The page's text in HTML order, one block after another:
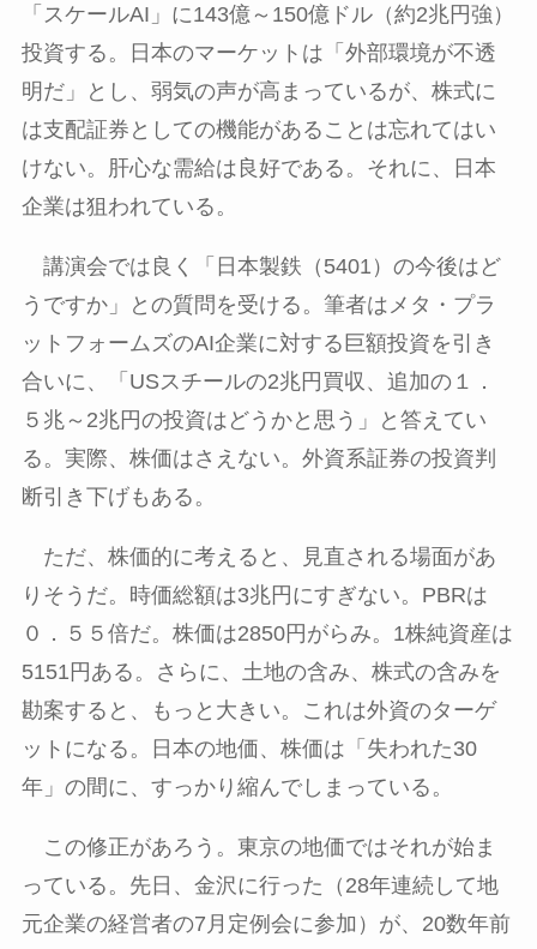
「スケールAI 」に143億～ 150億ドル（約2兆円強）
投資する。日本のマーケットは「外部環境が不透
明だ」とし、弱気の声が高まっているが、株式に
は支配証券としての機能があることは忘れてはい
けない。肝心な需給は良好である。それに、日本
企業は狙われている。
講演会では良く「日本製鉄（ 5401 ）の今後はど
うですか」との質問を受ける。筆者はメタ・プラ
ットフォームズのAI企業に対する巨額投資を引き
合いに、「 US スチールの2兆円買収、追加の１．
５兆～ 2兆円の投資はどうかと思う」と答えてい
る。実際、株価はさえない。外資系証券の投資判
断引き下げもある。
ただ、株価的に考えると、見直される場面があ
りそうだ。時価総額は3兆円にすぎない。 PBRは
０．５５倍だ。株価は2850円がらみ。 1株純資産は
5151 円ある。さらに、土地の含み、株式の含みを
勘案すると、もっと大きい。これは外資のターゲ
ットになる。日本の地価、株価は「失われた30
年」の間に、すっかり縮んでしまっている。
この修正があろう。東京の地価ではそれが始ま
っている。先日、金沢に行った（ 28年連続して地
元企業の経営者の7 月定例会に参加）が、 20数年前